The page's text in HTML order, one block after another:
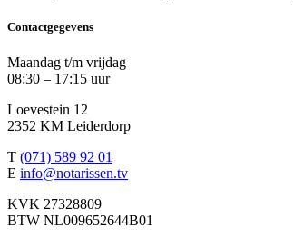
Contactgegevens
Maandag t/m vrijdag
08:30 – 17:15 uur
Loevestein 12
2352 KM Leiderdorp
T (071) 589 92 01
E info@notarissen.tv
KVK 27328809
BTW NL009652644B01